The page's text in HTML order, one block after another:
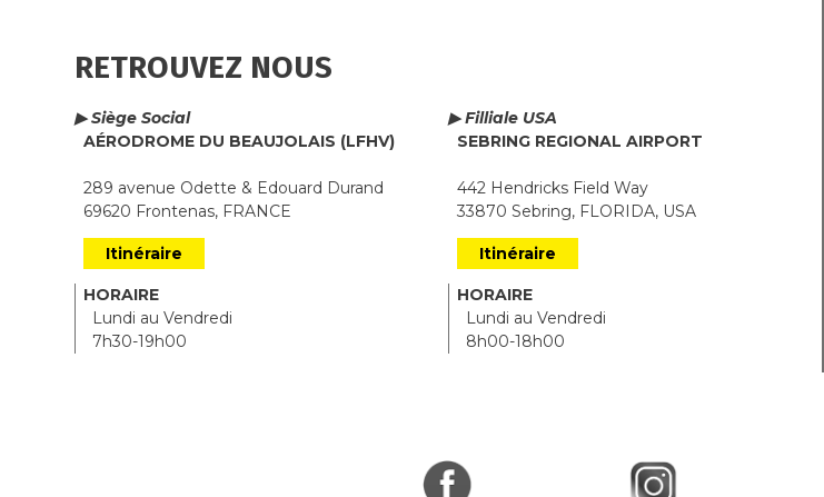
RETROUVEZ NOUS
▶ Siège Social
AÉRODROME DU BEAUJOLAIS (LFHV)
289 avenue Odette & Edouard Durand
69620 Frontenas, FRANCE
Itinéraire
HORAIRE
Lundi au Vendredi
7h30-19h00
▶ Filliale USA
SEBRING REGIONAL AIRPORT
442 Hendricks Field Way
33870 Sebring, FLORIDA, USA
Itinéraire
HORAIRE
Lundi au Vendredi
8h00-18h00